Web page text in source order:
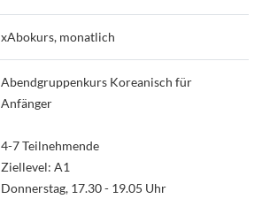
xAbokurs, monatlich
Abendgruppenkurs Koreanisch für
Anfänger
4-7 Teilnehmende
Ziellevel: A1
Donnerstag, 17.30 - 19.05 Uhr